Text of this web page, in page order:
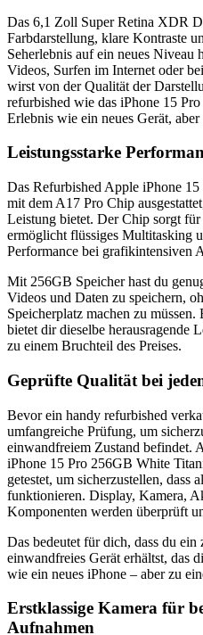
Das 6,1 Zoll Super Retina XDR
Farbdarstellung, klare Kontraste
Seherlebnis auf ein neues Niveau
Videos, Surfen im Internet oder
wirst von der Qualität der
refurbished wie das iPhone 15
Erlebnis wie ein neues Gerät,
Leistungsstarke
Das Refurbished Apple iPhone
mit dem A17 Pro Chip
Leistung bietet. Der Chip sorgt für
ermöglicht flüssiges Multitasking
Performance bei grafikintensiven
Mit 256GB Speicher hast du
Videos und Daten zu speichern,
Speicherplatz machen zu
bietet dir dieselbe herausragende
zu einem Bruchteil des Preises.
Geprüfte Qualität bei
Bevor ein handy refurbished
umfangreiche Prüfung, um
einwandfreiem Zustand befindet.
iPhone 15 Pro 256GB White
getestet, um sicherzustellen, dass
funktionieren. Display, Kamera,
Komponenten werden überprüft
Das bedeutet für dich, dass du ein
einwandfreies Gerät erhältst, das
wie ein neues iPhone – aber zu
Erstklassige Kamera für
Aufnahmen